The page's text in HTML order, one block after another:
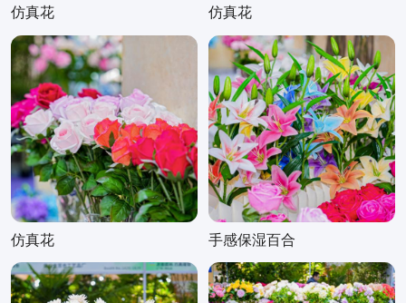
仿真花 仿真花
仿真花 手感保湿百合